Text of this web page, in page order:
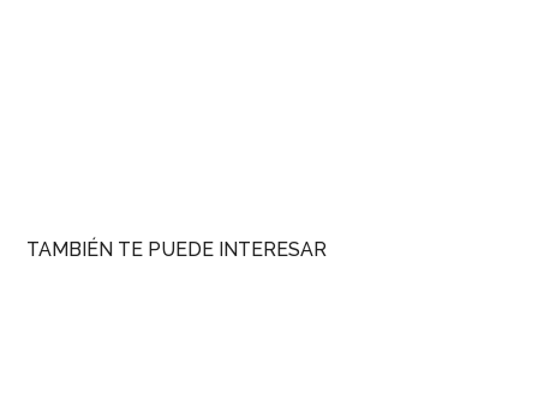
TAMBIÉN TE PUEDE INTERESAR